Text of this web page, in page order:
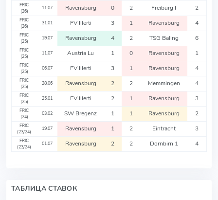
FRIC
(26)
11.07 Ravensburg 0 2 Freiburg I 2
FRIC
(26)
31.01 FV Illerti 3 1 Ravensburg 4
FRIC
(25)
19.07 Ravensburg 4 2 TSG Baling 6
FRIC
(25)
11.07 Austria Lu 1 0 Ravensburg 1
FRIC
(25)
06.07 FV Illerti 3 1 Ravensburg 4
FRIC
(25)
28.06 Ravensburg 2 2 Memmingen 4
FRIC
(25)
25.01 FV Illerti 2 1 Ravensburg 3
FRIC
(24)
03.02 SW Bregenz 1 1 Ravensburg 2
FRIC
(23/24)
19.07 Ravensburg 1 2 Eintracht 3
FRIC
(23/24)
01.07 Ravensburg 2 2 Dornbirn 1 4
ТАБЛИЦА СТАВОК